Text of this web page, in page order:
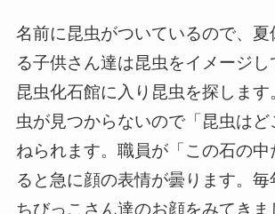
名前に昆虫がついているので、夏
る子供さん達は昆虫をイメージし
昆虫化石館に入り昆虫を探します
虫が見つからないので「昆虫はど
ねられます。職員が「この石の中
ると急に顔の表情が曇ります。
ちびっこさん達のお顔をみてきま